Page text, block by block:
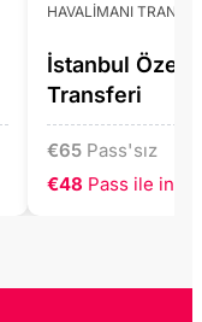
HAVALIMANI
İstanbul Özel
Transferi
€65 Pass'sız
€48 Pass ile